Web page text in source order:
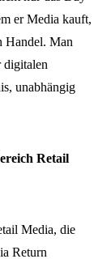
er Media kauft,
Handel. Man
digitalen
unabhängig
Retail
Media, die
Return